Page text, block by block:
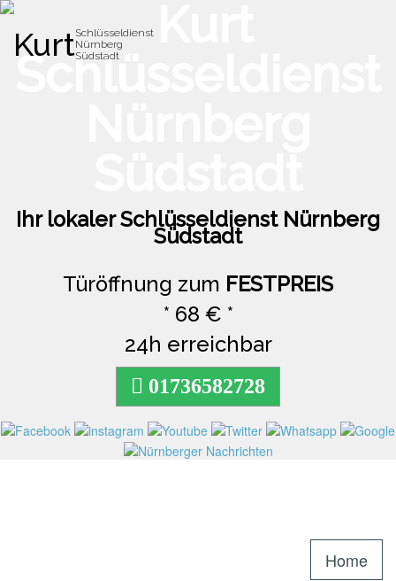
KurtSchlüsseldienst
Nürnberg
Südstadt
Ihr lokaler Schlüsseldienst Nürnberg
Südstadt
Türöffnung zum FESTPREIS
* 68 € *
24h erreichbar
01736582728
Home